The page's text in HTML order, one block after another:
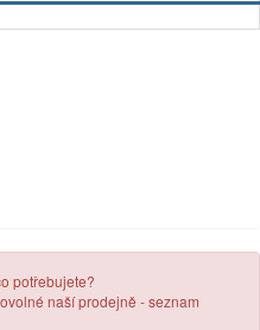
potřebujete?
naší prodejně - seznam